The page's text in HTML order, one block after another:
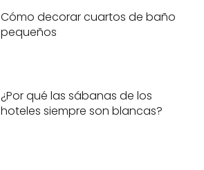
Cómo decorar cuartos de baño
pequeños
¿Por qué las sábanas de los
hoteles siempre son blancas?